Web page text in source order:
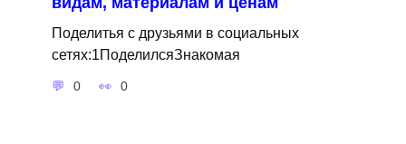
Поделитья с друзьями в социальных
сетях:1ПоделилсяЗнакомая
0 0